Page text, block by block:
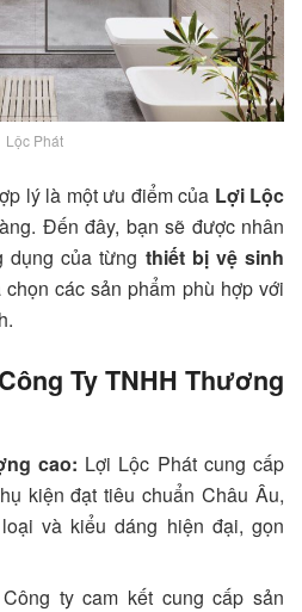
Lộc Phát
lý là một ưu điểm của Lợi Lộc
Đến đây, bạn sẽ được nhân
dụng của từng thiết bị vệ sinh
các sản phẩm phù hợp với
Ty TNHH Thương
cao: Lợi Lộc Phát cung cấp
kiện đạt tiêu chuẩn Châu Âu,
và kiểu dáng hiện đại, gọn
Công ty cam kết cung cấp sản